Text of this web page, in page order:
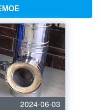
2024-06-03